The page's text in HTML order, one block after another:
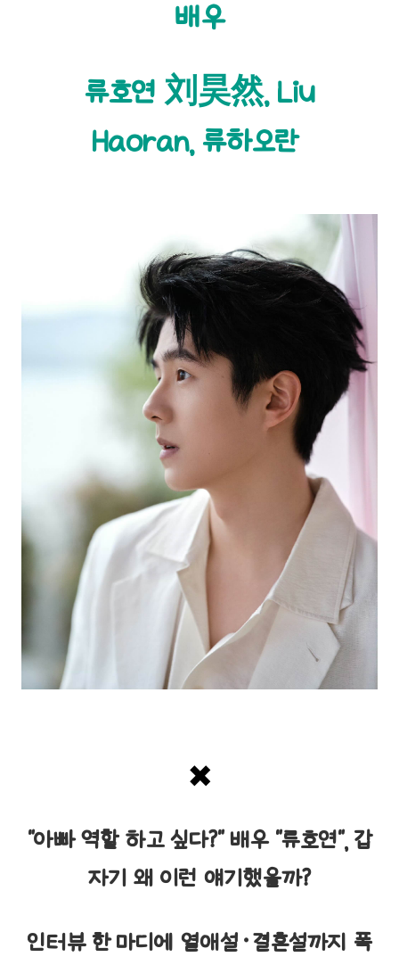
배우
류호연 刘昊然, Liu
Haoran, 류하오란
✖️
"아빠 역할 하고 싶다?" 배우 "류호연", 갑
자기 왜 이런 얘기했을까?
인터뷰 한 마디에 열애설·결혼설까지 폭